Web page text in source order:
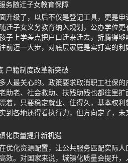
务随迁子女教育保障
升级了，以后不仅是登记工具，更是
迁子女义务教育纳入规划，公办学位
子上学差点把户口迁来迁去，折腾得
前迈一大步，对底层家庭是实打实的
户籍制度改革新突破
人最关心的。政策要求取消职工社保
助老、社会救助、扶残助残也都往里
着，只要稳定就业、住得久，基本权
到各地还得看执行力，但方向定了，
化质量提升新机遇
优化资源配置，让公共服务匹配实际
效。对国家来说，城镇化质量会提升